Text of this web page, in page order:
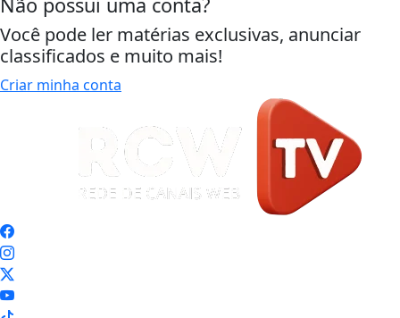
Você pode ler matérias exclusivas, anunciar
classificados e muito mais!
Criar minha conta